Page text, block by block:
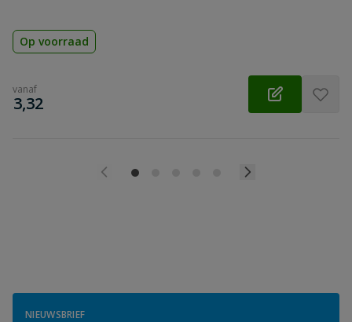
Op voorraad
vanaf
€
3,32
NIEUWSBRIEF